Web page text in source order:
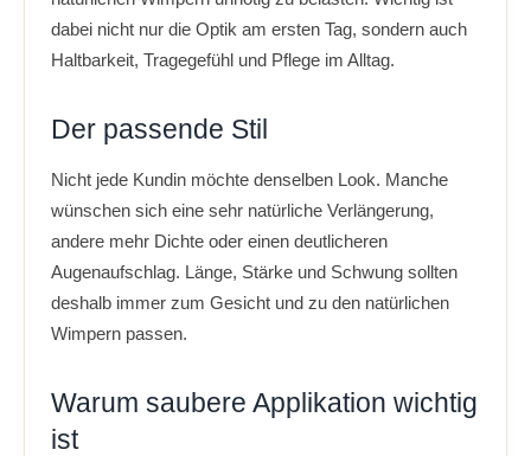
dabei nicht nur die Optik am ersten Tag, sondern auch
Haltbarkeit, Tragegefühl und Pflege im Alltag.
Der passende Stil
Nicht jede Kundin möchte denselben Look. Manche
wünschen sich eine sehr natürliche Verlängerung,
andere mehr Dichte oder einen deutlicheren
Augenaufschlag. Länge, Stärke und Schwung sollten
deshalb immer zum Gesicht und zu den natürlichen
Wimpern passen.
Warum saubere Applikation wichtig
ist